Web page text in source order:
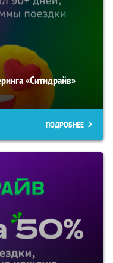
«Ситидрайв»
ПОДРОБНЕЕ